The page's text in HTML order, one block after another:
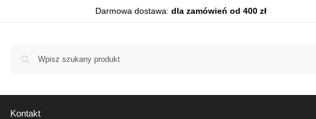
Darmowa dostawa: dla zamówień od 400 zł
Kontakt